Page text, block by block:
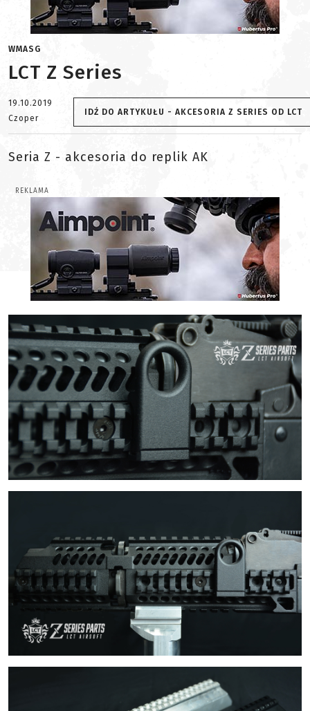
WMASG
LCT Z Series
19.10.2019
Czoper
IDŹ DO ARTYKUŁU - AKCESORIA Z SERIES OD LCT
Seria Z - akcesoria do replik AK
REKLAMA